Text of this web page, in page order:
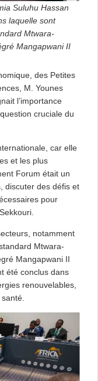
Suluhu Hassan
laquelle sont
Mtwara-
Mangapwani II
des Petites
M. Younes
l’importance
cruciale du
car elle
et les plus
Forum était un
discuter des défis et
pour
notamment
Mtwara-
Mangapwani II
été conclus dans
renouvelables,